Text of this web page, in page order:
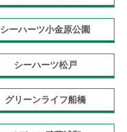
シーハーツ小金原公園
シーハーツ松戸
グリーンライフ船橋